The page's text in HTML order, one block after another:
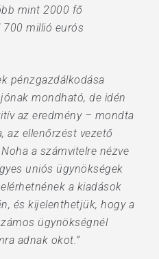
mint 2000 fő
millió eurós
pénzgazdálkodása
mondható, de idén
az eredmény – mondta
az ellenőrzést vezető
a számvitelre nézve
uniós ügynökségek
a kiadások
és kijelenthetjük, hogy a
ügynökségnél
adnak okot.”